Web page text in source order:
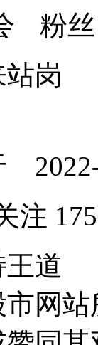
粉
岗
注 175
道
网